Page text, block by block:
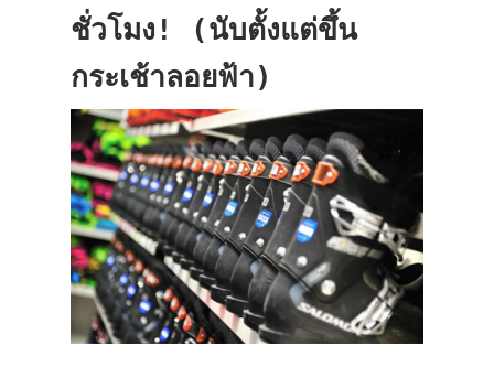
ชั่วโมง! (นับตั้งแต่ขึ้น
กระเช้าลอยฟ้า)